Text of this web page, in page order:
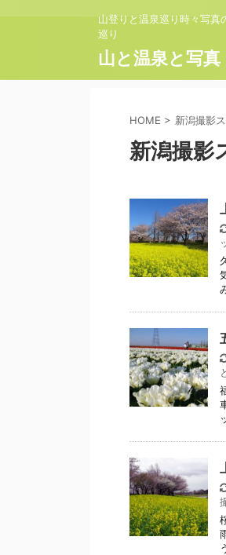
山登りと温泉巡り時々写真
巡り
山と温泉と写真
HOME > 新潟撮影
新潟撮影